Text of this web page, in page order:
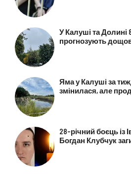
У Калуші та Долині
прогнозують
Яма у Калуші за
змінилася, але
28-річний боєць
Богдан Клубчук